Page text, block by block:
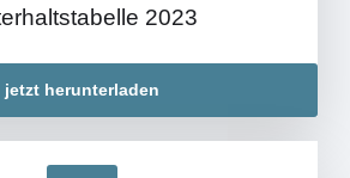
2023
jetzt herunterladen